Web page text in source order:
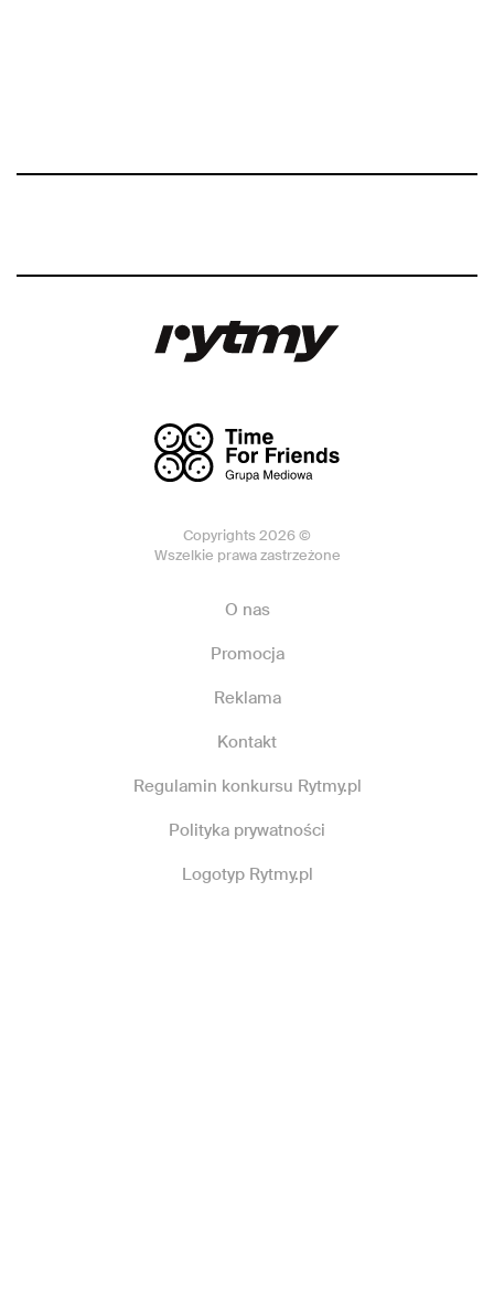
Copyrights 2026 ©
Wszelkie prawa zastrzeżone
O nas
Promocja
Reklama
Kontakt
Regulamin konkursu Rytmy.pl
Polityka prywatności
Logotyp Rytmy.pl